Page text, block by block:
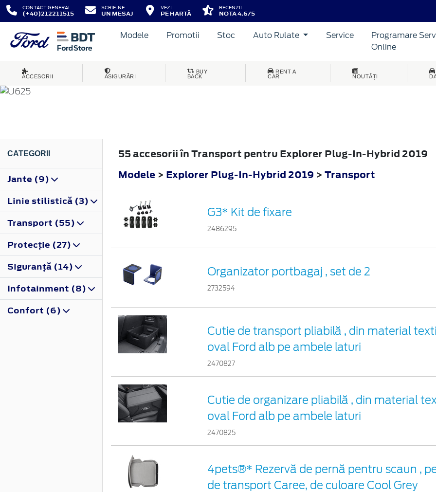
CONTACT GENERAL
(+40)212211515
SCRIE-NE
UN MESAJ
VEZI
PE HARTĂ
RECENZII
NOTA 4.6/5
Modele Promotii Stoc Auto Rulate Service
Programare
Online
ACCESORII ASIGURĂRI
BUY
BACK
RENT A
CAR
NOUTĂȚI
EXPLORER PLUG-IN-HYBRID
CATEGORII
Jante (9)
Linie stilistică (3)
Transport (55)
Protecţie (27)
Siguranţă (14)
Infotainment (8)
Confort (6)
55 accesorii în Transport pentru Explorer Plug-In-Hybrid 2019
Modele > Explorer Plug-In-Hybrid 2019 > Transport
G3* Kit de fixare
2486295
Organizator portbagaj , set de 2
2732594
Cutie de transport pliabilă , din material
oval Ford alb pe ambele laturi
2470827
Cutie de organizare pliabilă , din material
oval Ford alb pe ambele laturi
2470825
4pets®* Rezervă de pernă pentru scaun ,
de transport Caree, de culoare Cool Grey